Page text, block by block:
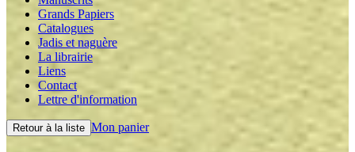
Grands Papiers
Catalogues
Jadis et naguère
La librairie
Liens
Contact
Lettre d'information
Retour à la liste Mon panier